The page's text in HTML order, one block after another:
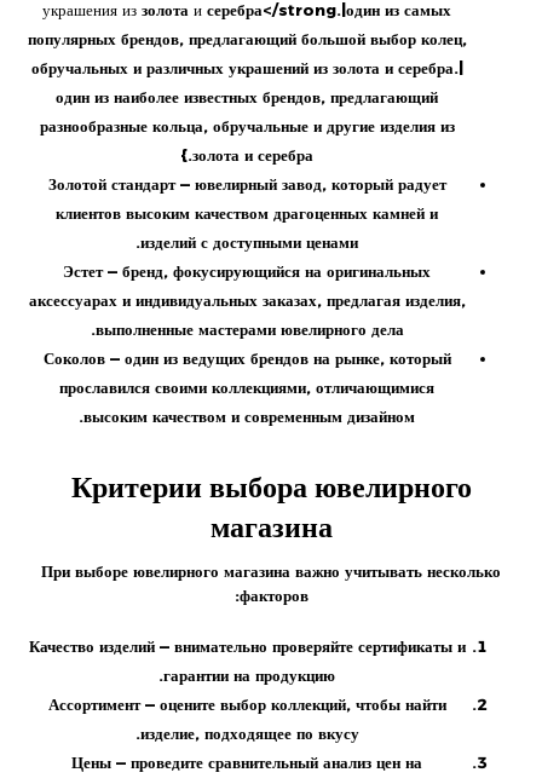
украшения из золота и серебра</strong.|один из самых
популярных брендов, предлагающий большой выбор колец,
обручальных и различных украшений из золота и серебра.|
один из наиболее известных брендов, предлагающий
разнообразные кольца, обручальныеи другие изделия из
золота и серебра
.}
Золотой стандарт— ювелирный завод, который радует
клиентов высоким качеством драгоценных камней и
изделий с доступными ценами
.
Эстет— бренд, фокусирующийся на оригинальных
аксессуарах и индивидуальных заказах, предлагая изделия,
выполненные мастерами ювелирного дела.
Соколов— один из ведущих брендов на рынке, который
прославился своими коллекциями, отличающимися
высоким качеством и современным дизайном.
Критерии выбора ювелирного
магазина
При выборе ювелирного магазина важно учитывать несколько
факторов:
Качество изделий— внимательно проверяйте сертификаты и
гарантии на продукцию.
Ассортимент— оцените выбор коллекций, чтобы найти
изделие, подходящее по вкусу.
Цены — проведите сравнительный анализ цен на